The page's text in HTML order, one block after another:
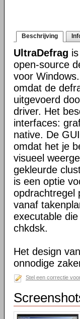
Beschrijving
UltraDefrag
open-source
voor
omdat de
uitgevoerd
driver. Het
interfaces:
native. De
omdat het je
visueel
gekleurde
is een optie
opdrachtregel
vanaf
executable
chkdsk.
Het design
onnodige
Stel een correctie